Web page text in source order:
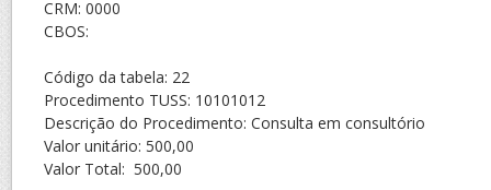
CRM: 0000
CBOS:
Código da tabela: 22
Procedimento TUSS: 10101012
Descrição do Procedimento: Consulta em consultório
Valor unitário: 500,00
Valor Total: 500,00